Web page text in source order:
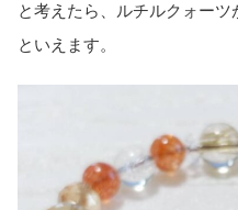
と考えたら、ルチルクォー
といえます。